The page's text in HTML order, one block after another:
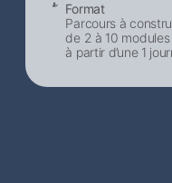
Format
Parcours à
de 2 à 10 modules
à partir d’une 1